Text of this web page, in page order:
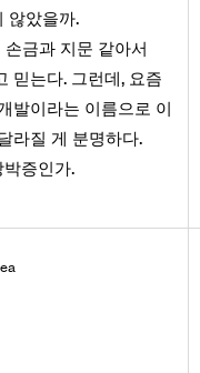
않았을까.
금과 지문 같아서
믿는다. 그런데, 요즘
발이라는 이름으로 이
라질 게 분명하다.
박증인가.